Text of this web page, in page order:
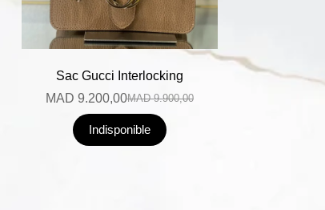
Sac Gucci Interlocking
MAD9.900,00
MAD 9.200,00
Indisponible